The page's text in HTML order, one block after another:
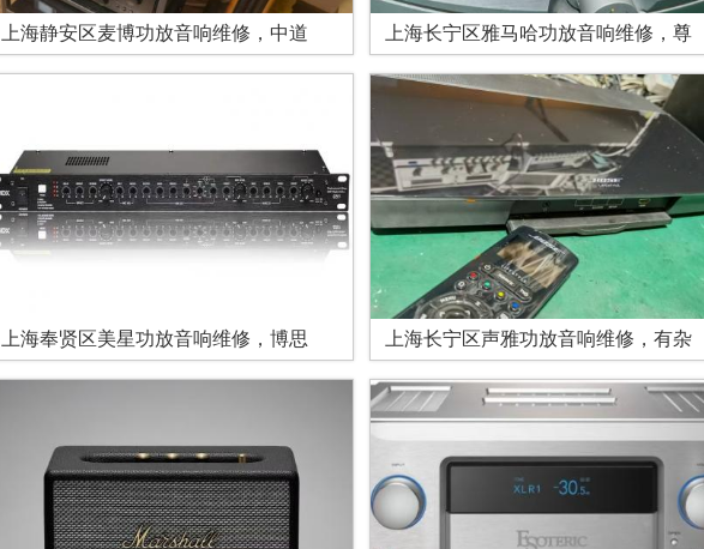
上海静安区麦博功放音响维修，中道 上海长宁区雅马哈功放音响维修，尊
上海奉贤区美星功放音响维修，博思 上海长宁区声雅功放音响维修，有杂